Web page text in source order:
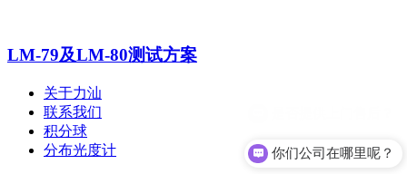
LM-79及LM-80测试方案
关于力汕
联系我们
积分球
分布光度计
你们公司在哪里呢？